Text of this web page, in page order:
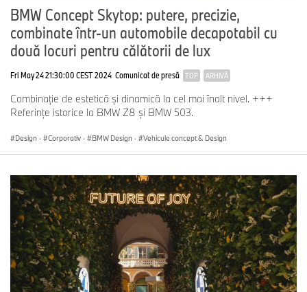
BMW Concept Skytop: putere, precizie,
combinate într-un automobile decapotabil cu
două locuri pentru călătorii de lux
Fri May 24 21:30:00 CEST 2024 Comunicat de presă TOP ARHIVĂ
Combinaţie de estetică şi dinamică la cel mai înalt nivel. +++
Referinţe istorice la BMW Z8 şi BMW 503.
Design · Corporativ · BMW Design · Vehicule concept & Design